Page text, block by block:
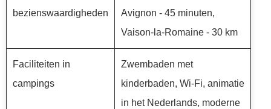
bezienswaardigheden
Avignon - 45 minuten,
Vaison-la-Romaine - 30 km
Faciliteiten in
campings
Zwembaden met
kinderbaden, Wi-Fi, animatie
in het Nederlands, moderne